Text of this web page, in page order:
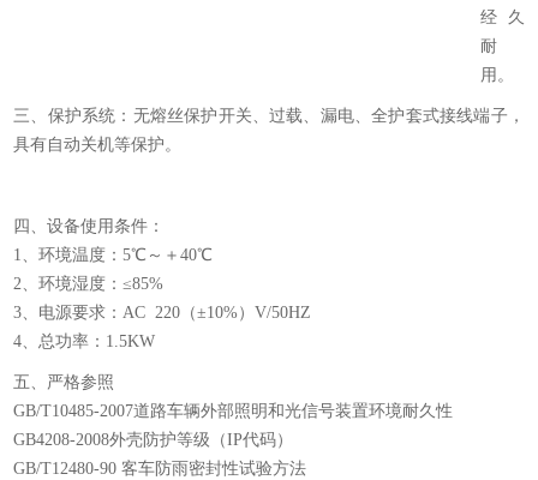
经久
耐
用。
三、保护系统：无熔丝保护开关、过载、漏电、全护套式接线端子，
具有自动关机等保护。
四、设备使用条件：
1、环境温度：5℃～＋40℃
2、环境湿度：≤85%
3、电源要求：AC 220（±10%）V/50HZ
4、总功率：1.5KW
五、严格参照
GB/T10485-2007道路车辆外部照明和光信号装置环境耐久性
GB4208-2008外壳防护等级（IP代码）
GB/T12480-90 客车防雨密封性试验方法